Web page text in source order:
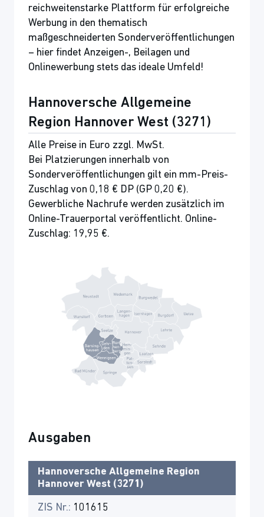
reichweitenstarke Plattform für erfolgreiche
Werbung in den thematisch
maßgeschneiderten Sonderveröffentlichungen
– hier findet Anzeigen-, Beilagen und
Onlinewerbung stets das ideale Umfeld!
Hannoversche Allgemeine
Region Hannover West (3271)
Alle Preise in Euro zzgl. MwSt.
Bei Platzierungen innerhalb von
Sonderveröffentlichungen gilt ein mm-Preis-
Zuschlag von 0,18 € DP (GP 0,20 €).
Gewerbliche Nachrufe werden zusätzlich im
Online-Trauerportal veröffentlicht. Online-
Zuschlag: 19,95 €.
Ausgaben
Hannoversche Allgemeine Region
Hannover West (3271)
ZIS Nr.: 101615